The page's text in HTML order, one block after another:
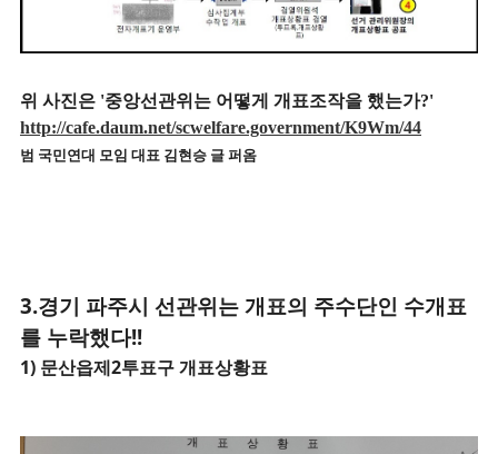
위 사진은 '중앙선관위는 어떻게 개표조작을 했는가?'
http://cafe.daum.net/scwelfare.government/K9Wm/44
범 국민연대 모임 대표 김현승 글 퍼옴
3.경기 파주시 선관위는 개표의 주수단인 수개표
를 누락했다!!
1) 문산읍제2투표구 개표상황표